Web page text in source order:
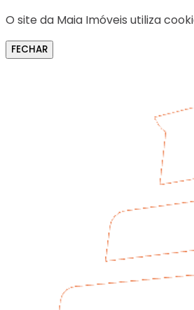
O site da Maia Imóveis utiliza
FECHAR